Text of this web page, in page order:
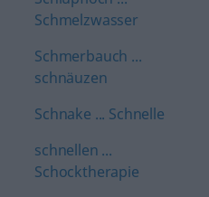
Schmelzwasser
Schmerbauch ...
schnäuzen
Schnake ... Schnelle
schnellen ...
Schocktherapie